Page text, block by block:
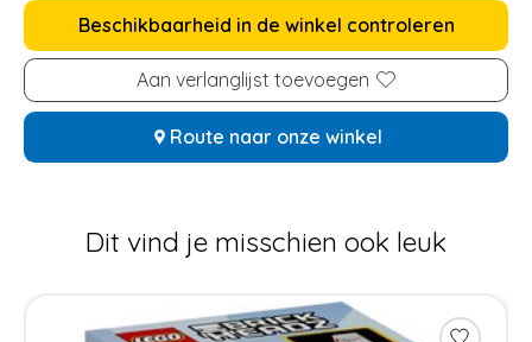
Beschikbaarheid in de winkel controleren
Aan verlanglijst toevoegen
Route naar onze winkel
Dit vind je misschien ook leuk
Items van productcarrousel